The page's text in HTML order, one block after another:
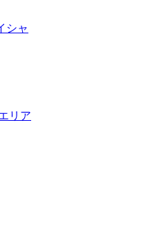
シャ
リア